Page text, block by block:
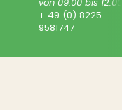
+ 49 (0) 8225 -
9581747